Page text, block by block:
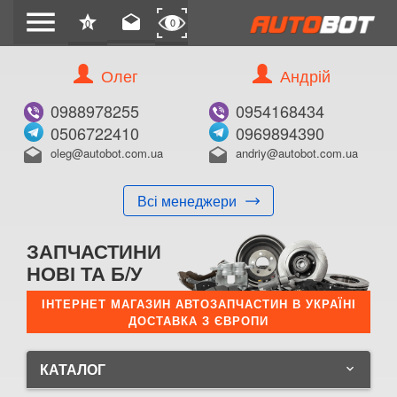
menu star
0 drafts 0
Олег
0988978255
0506722410
drafts oleg@autobot.com.ua
Всі менеджери
Андрій
0954168434
0969894390
drafts andriy@autobot.com.ua
ЗАПЧАСТИНИ
НОВІ ТА Б/У
ІНТЕРНЕТ МАГАЗИН АВТОЗАПЧАСТИН В УКРАЇНІ
ДОСТАВКА З ЄВРОПИ
КАТАЛОГ keyboard_arrow_down